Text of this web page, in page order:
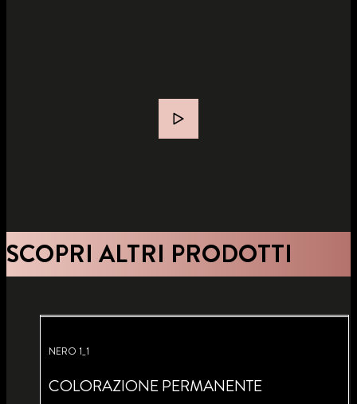
SCOPRI ALTRI PRODOTTI
NERO 1_1
COLORAZIONE PERMANENTE